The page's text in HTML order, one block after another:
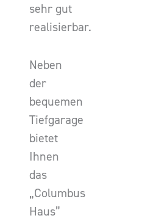
sehr gut
realisierbar.
Neben
der
bequemen
Tiefgarage
bietet
Ihnen
das
„Columbus
Haus”